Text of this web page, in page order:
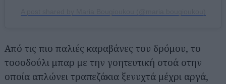
Από τις πιο παλιές καραβάνες του δρόμου, το
τοσοδούλι μπαρ με την γοητευτική στοά στην
οποία απλώνει τραπεζάκια ξενυχτά μέχρι αργά,